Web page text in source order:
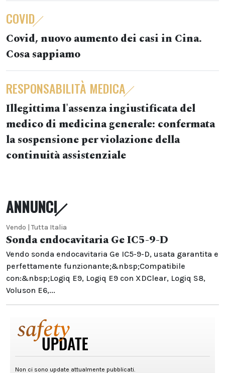
COVID
Covid, nuovo aumento dei casi in Cina.
Cosa sappiamo
RESPONSABILITÀ MEDICA
Illegittima l'assenza ingiustificata del
medico di medicina generale: confermata
la sospensione per violazione della
continuità assistenziale
ANNUNCI
Vendo | Tutta Italia
Sonda endocavitaria Ge IC5-9-D
Vendo sonda endocavitaria Ge IC5-9-D, usata garantita e
perfettamente funzionante;&nbsp;Compatibile
con:&nbsp;Logiq E9, Logiq E9 con XDClear, Logiq S8,
Voluson E6,...